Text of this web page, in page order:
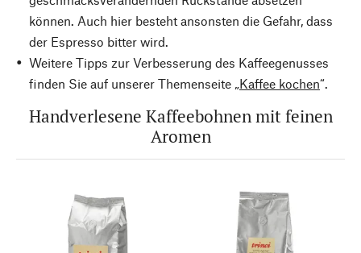
können. Auch hier besteht ansonsten die Gefahr, dass
der Espresso bitter wird.
Weitere Tipps zur Verbesserung des Kaffeegenusses
finden Sie auf unserer Themenseite „ Kaffee kochen“.
Handverlesene Kaffeebohnen mit feinen
Aromen